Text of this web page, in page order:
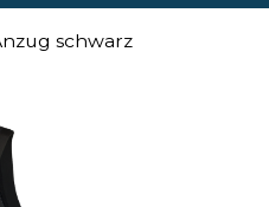
schwarz